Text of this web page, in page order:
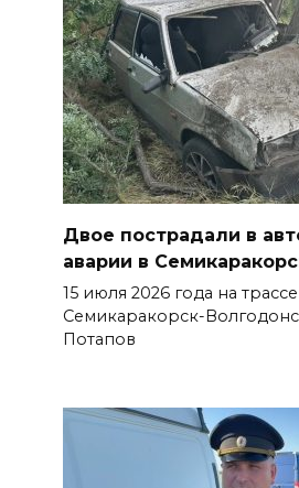
Двое пострадали в
аварии в
15 июля 2026 года на
Семикаракорск-
Потапов